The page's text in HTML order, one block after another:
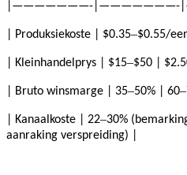
|———————-|———————-
| Produksiekoste | $0.35–$0.55/
| Kleinhandelprys | $15–$50 |
| Bruto winsmarge | 35–50% | 60–
| Kanaalkoste | 22–30%
aanraking verspreiding) |